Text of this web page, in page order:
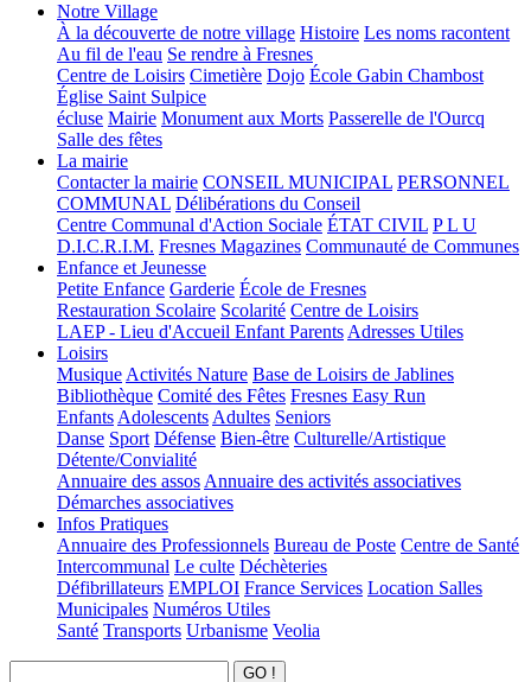
Notre Village
À la découverte de notre village Histoire Les noms racontent
Au fil de l'eau Se rendre à Fresnes
Centre de Loisirs Cimetière Dojo École Gabin Chambost
Église Saint Sulpice
écluse Mairie Monument aux Morts Passerelle de l'Ourcq
Salle des fêtes
La mairie
Contacter la mairie CONSEIL MUNICIPAL PERSONNEL
COMMUNAL Délibérations du Conseil
Centre Communal d'Action Sociale ÉTAT CIVIL P L U
D.I.C.R.I.M. Fresnes Magazines Communauté de Communes
Enfance et Jeunesse
Petite Enfance Garderie École de Fresnes
Restauration Scolaire Scolarité Centre de Loisirs
LAEP - Lieu d'Accueil Enfant ParentsAdresses Utiles
Loisirs
MusiqueActivités Nature Base de Loisirs de Jablines
Bibliothèque Comité des Fêtes Fresnes Easy Run
EnfantsAdolescentsAdultes Seniors
Danse Sport Défense Bien-être Culturelle/Artistique
Détente/Convialité
Annuaire des assosAnnuaire des activités associatives
Démarches associatives
Infos Pratiques
Annuaire des Professionnels Bureau de Poste Centre de Santé
Intercommunal Le culte Déchèteries
Défibrillateurs EMPLOI France Services Location Salles
Municipales Numéros Utiles
Santé Transports Urbanisme Veolia